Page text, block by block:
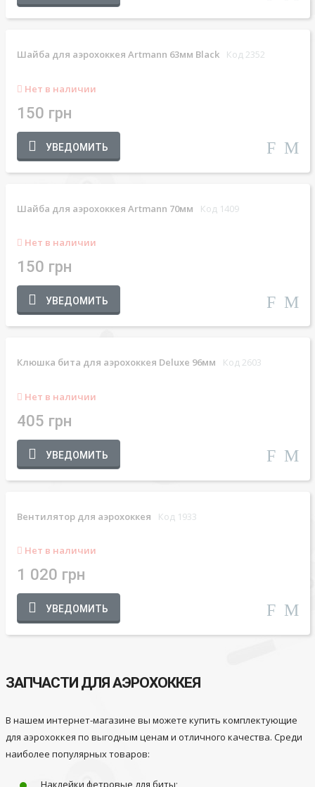
Шайба для аэрохоккея Artmann 63мм Black Код 2352
Нет в наличии
150 грн
УВЕДОМИТЬ
Шайба для аэрохоккея Artmann 70мм Код 1409
Нет в наличии
150 грн
УВЕДОМИТЬ
Клюшка бита для аэрохоккея Deluxe 96мм Код 2603
Нет в наличии
405 грн
УВЕДОМИТЬ
Вентилятор для аэрохоккея Код 1933
Нет в наличии
1 020 грн
УВЕДОМИТЬ
ЗАПЧАСТИ ДЛЯ АЭРОХОККЕЯ
В нашем интернет-магазине вы можете купить комплектующие
для аэрохоккея по выгодным ценам и отличного качества. Среди
наиболее популярных товаров:
Наклейки фетровые для биты;